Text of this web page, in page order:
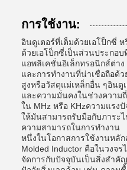
การใช้งาน:
อินดูเตอร์ที่เต็มด้วยเอโป็กซี่
ด้วยเอโป็กซี่เป็นส่วนประกอ
แอพลิเคชั่นอิเล็กทรอนิกส์ต่าง
และการทํางานที่น่าเชื่อถือด้
สูงหรือวัสดุแม่เหล็กอื่น ๆอิน
และความมั่นคงในช่วงความ
ใน MHz หรือ KHzความแรง
ให้มันสามารถรับมือกับภาระ
ความสามารถในการทํางาน
หนึ่งในโอกาสการใช้งานหลั
Molded Inductor คือในวงจ
จัดการกับปัจจุบันเป็นสิ่งสําคั